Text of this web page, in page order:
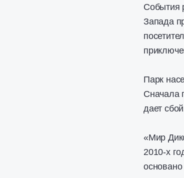
События
Запада
Парк
Сначала
дает
«Мир
2010-х